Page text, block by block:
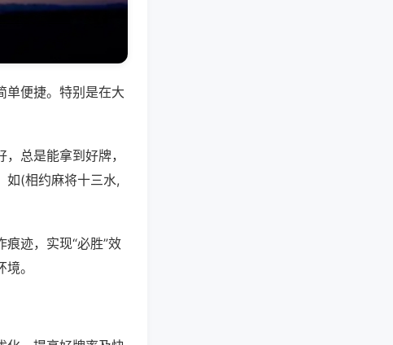
单便捷。特别是在大
总是能拿到好牌，
如(相约麻将十三水,
迹，实现“必胜”效
。